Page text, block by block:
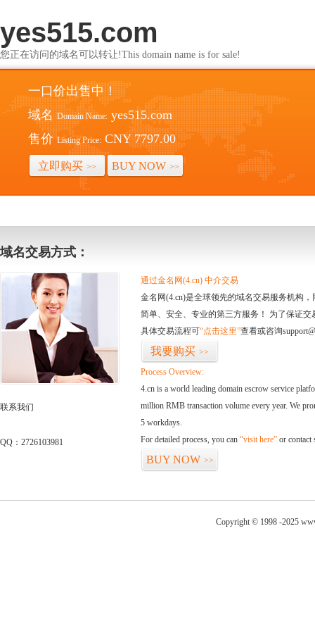
yes515.com
您正在访问的域名可以转让!This domain name is for sale!
一口价出售中！
域名 Domain Name: yes515.com
售价 Listing Price: CNY 7797.00
立即购买 >> BUY NOW >>
域名交易方式：
联系我们
QQ：2726103981
通过金名网(4.cn) 中介交易
金名网(4.cn)是全球领先的域名交易服务机构
简单、安全、专业的第三方服务！ 为了保证
具体交易流程可“点击这里”查看或咨询
我要购买 >>
Process Overview:
4.cn is a world leading domain escrow service
million RMB transaction volume every year. We
5 workdays.
For detailed process, you can “visit here” or contact
BUY NOW >>
Copyright © 1998 -2025